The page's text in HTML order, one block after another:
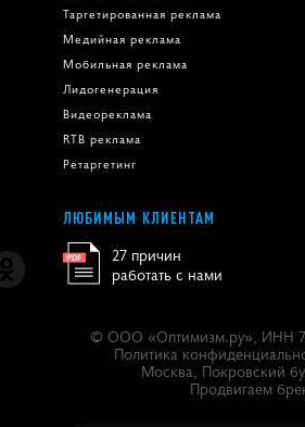
Таргетированная реклама
Медийная реклама
Мобильная реклама
Лидогенерация
Видеореклама
RTB реклама
Ретаргетинг
ЛЮБИМЫМ КЛИЕНТАМ
27 причин
работать с нами
© ООО «Оптимизм.ру», ИНН
Политика
Москва Покровский
Продвигаем